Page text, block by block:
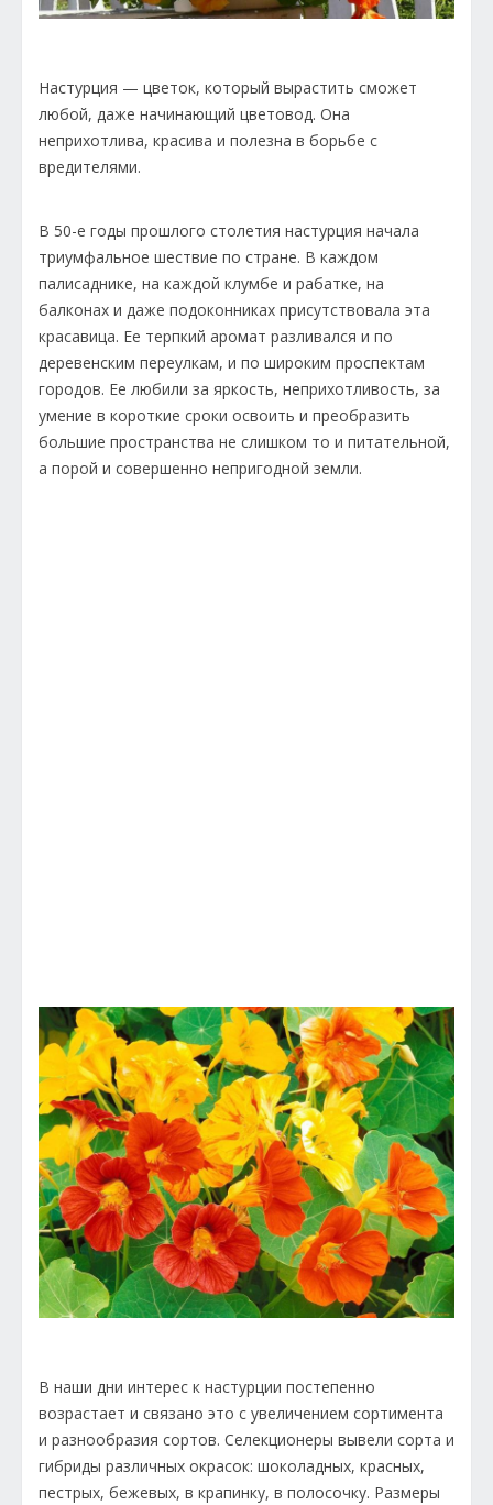
Настурция — цветок, который вырастить сможет
любой, даже начинающий цветовод. Она
неприхотлива, красива и полезна в борьбе с
вредителями.
В 50-е годы прошлого столетия настурция начала
триумфальное шествие по стране. В каждом
палисаднике, на каждой клумбе и рабатке, на
балконах и даже подоконниках присутствовала эта
красавица. Ее терпкий аромат разливался и по
деревенским переулкам, и по широким проспектам
городов. Ее любили за яркость, неприхотливость, за
умение в короткие сроки освоить и преобразить
большие пространства не слишком то и питательной,
а порой и совершенно непригодной земли.
В наши дни интерес к настурции постепенно
возрастает и связано это с увеличением сортимента
и разнообразия сортов. Селекционеры вывели сорта и
гибриды различных окрасок: шоколадных, красных,
пестрых, бежевых, в крапинку, в полосочку. Размеры